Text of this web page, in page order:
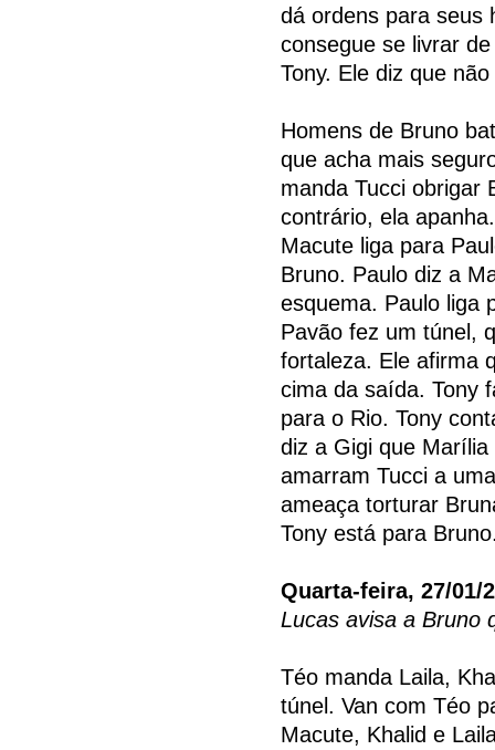
dá ordens para seus
consegue se livrar
Tony. Ele diz que
Homens de Bruno
que acha mais
manda Tucci obrigar
contrário, ela
Macute liga para
Bruno. Paulo diz a
esquema. Paulo liga
Pavão fez um túnel,
fortaleza. Ele afirma
cima da saída. Tony
para o Rio. Tony
diz a Gigi que
amarram Tucci a
ameaça torturar
Tony está para
Quarta-feira, 27/01/
Lucas avisa a Bruno
Téo manda Laila,
túnel. Van com Téo
Macute, Khalid e